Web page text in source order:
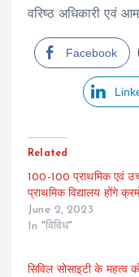
वरिष्ठ अधिकारी एवं
Facebook
Related
100-100 प्राथमिक एवं
प्राथमिक विद्यालय होंगे
June 2, 2023
In "विविध"
सिविल सोसाइटी के महत्व